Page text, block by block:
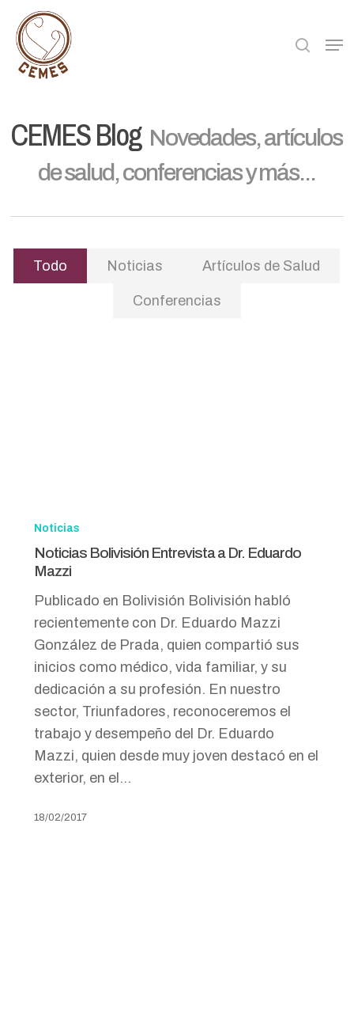
main
content
search
CEMES Blog Novedades, artículos
de salud, conferencias y más...
Todo Noticias Artículos de Salud
Conferencias
Bolivisión
Entrevista
Eduardo
Mazzi
Noticias
Noticias Bolivisión Entrevista a Dr. Eduardo
Mazzi
Publicado en Bolivisión Bolivisión habló
recientemente con Dr. Eduardo Mazzi
González de Prada, quien compartió sus
inicios como médico, vida familiar, y su
dedicación a su profesión. En nuestro
sector, Triunfadores, reconoceremos el
trabajo y desempeño del Dr. Eduardo
Mazzi, quien desde muy joven destacó en el
exterior, en el…
18/02/2017